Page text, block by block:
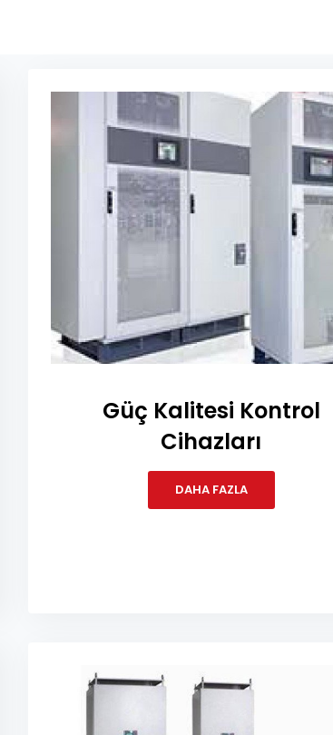
Güç Kalitesi Kontrol
Cihazları
DAHA FAZLA